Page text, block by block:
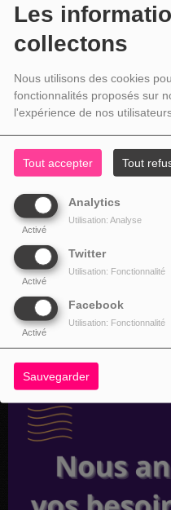
Les
collectons
Nous utilisons des cookies
fonctionnalités proposés sur
l'expérience de nos
Tout accepter Tout
Analytics
Activé
Utilisation: Analyse
Twitter
Activé
Utilisation: Fonctionnalité
Facebook
Activé
Utilisation: Fonctionnalité
Sauvegarder